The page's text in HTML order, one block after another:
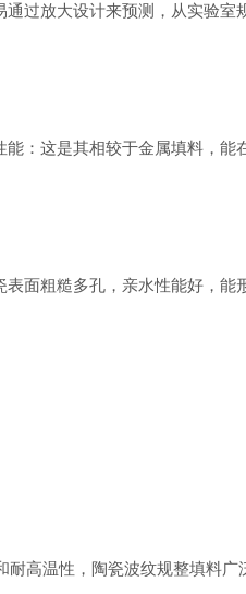
通过放大设计来预测，从实验
能：这是其相较于金属填料，
表面粗糙多孔，亲水性能好，能
耐高温性，陶瓷波纹规整填料